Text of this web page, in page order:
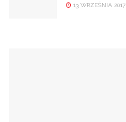
13 WRZEŚNIA 2017